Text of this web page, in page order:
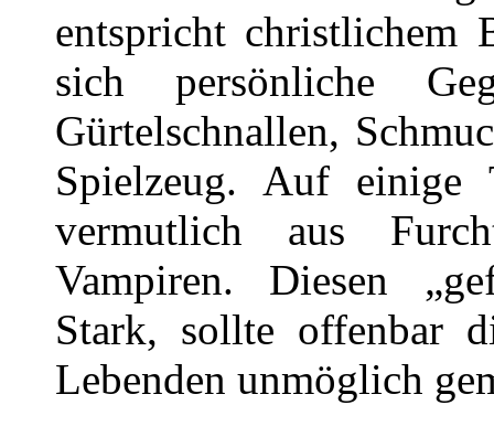
entspricht christlichem
sich persönliche
Gürtelschnallen,
Spielzeug. Auf einige
vermutlich aus
Vampiren. Diesen
Stark, sollte offenbar
Lebenden unmöglich